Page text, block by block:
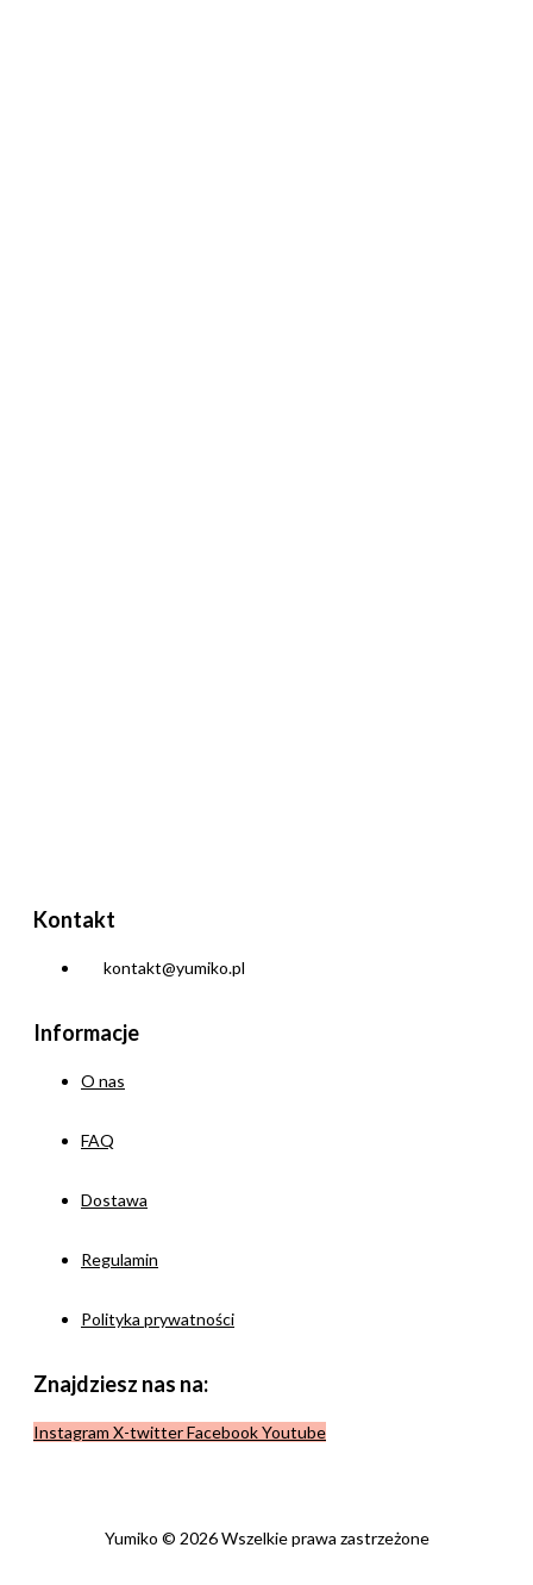
Kontakt
kontakt@yumiko.pl
Informacje
O nas
FAQ
Dostawa
Regulamin
Polityka prywatności
Znajdziesz nas na:
Instagram X-twitterFacebookYoutube
Yumiko © 2026 Wszelkie prawa zastrzeżone